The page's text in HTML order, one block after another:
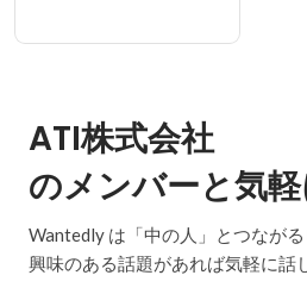
ATI株式会社
のメンバーと気
Wantedly は「中の人」とつながる
興味のある話題があれば気軽に話